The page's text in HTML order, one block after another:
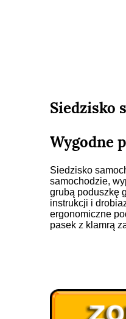
Siedzisko
Wygodne
Siedzisko
samochodzie,
grubą poduszkę
instrukcji i
ergonomiczne
pasek z klamrą